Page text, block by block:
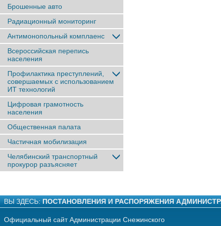
Брошенные авто
Радиационный мониторинг
Антимонопольный комплаенс
Всероссийская перепись
населения
Профилактика преступлений,
совершаемых с использованием
ИТ технологий
Цифровая грамотность
населения
Общественная палата
Частичная мобилизация
Челябинский транспортный
прокурор разъясняет
ВЫ ЗДЕСЬ: ПОСТАНОВЛЕНИЯ И РАСПОРЯЖЕНИЯ
Официальный сайт Администрации Снежинского